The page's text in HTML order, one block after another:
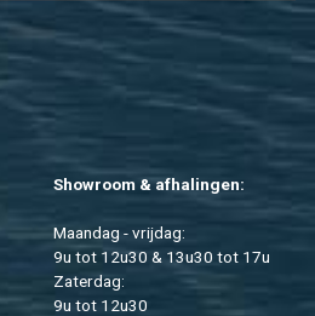
Show­room & af­ha­lin­gen:
Maan­dag - vrij­dag:
9u tot 12u30 & 13u30 tot 17u
Za­ter­dag:
9u tot 12u30